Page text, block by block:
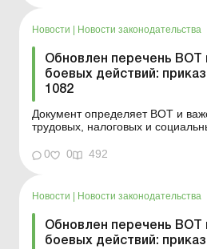
Новости Новости законодательства
Обновлен перечень ВОТ
боевых действий:
1082
Документ определяет ВОТ и
трудовых, налоговых и
ведения боевых действий: как
налоговыми льготами
10.06.2026 №...
0 0 492
Новости | Новости законодательства
Обновлен перечень ВОТ
боевых действий: